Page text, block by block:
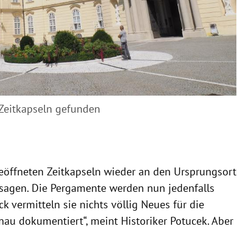
gefunden
Zeitkapseln wieder an den Ursprungsort
Die Pergamente werden nun jedenfalls
vermitteln sie nichts völlig Neues für die
dokumentiert“, meint Historiker Potucek. Aber